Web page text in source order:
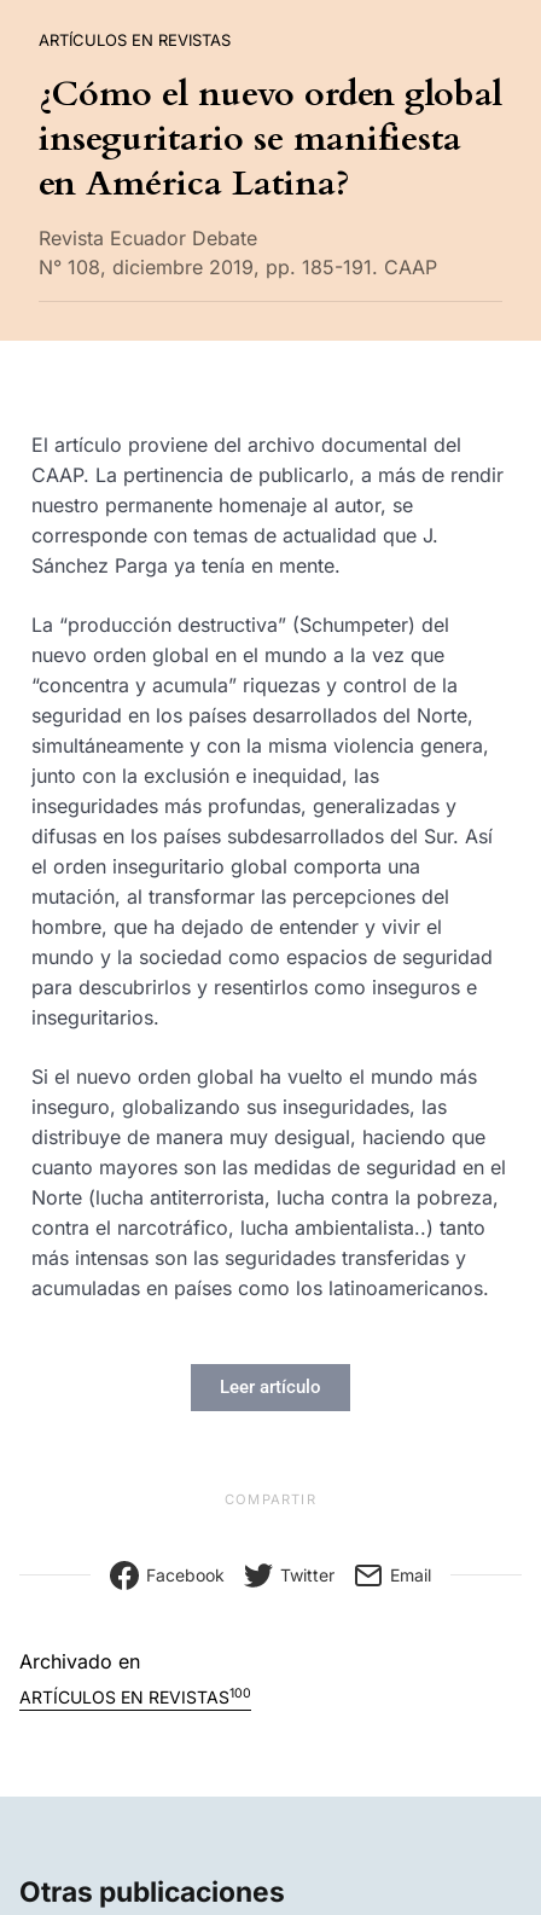
ARTÍCULOS EN REVISTAS
¿Cómo el nuevo orden global
inseguritario se manifiesta
en América Latina?
Revista Ecuador Debate
N° 108, diciembre 2019, pp. 185-191. CAAP
El artículo proviene del archivo documental del
CAAP. La pertinencia de publicarlo, a más de rendir
nuestro permanente homenaje al autor, se
corresponde con temas de actualidad que J.
Sánchez Parga ya tenía en mente.
La “producción destructiva” (Schumpeter) del
nuevo orden global en el mundo a la vez que
“concentra y acumula” riquezas y control de la
seguridad en los países desarrollados del Norte,
simultáneamente y con la misma violencia genera,
junto con la exclusión e inequidad, las
inseguridades más profundas, generalizadas y
difusas en los países subdesarrollados del Sur. Así
el orden inseguritario global comporta una
mutación, al transformar las percepciones del
hombre, que ha dejado de entender y vivir el
mundo y la sociedad como espacios de seguridad
para descubrirlos y resentirlos como inseguros e
inseguritarios.
Si el nuevo orden global ha vuelto el mundo más
inseguro, globalizando sus inseguridades, las
distribuye de manera muy desigual, haciendo que
cuanto mayores son las medidas de seguridad en el
Norte (lucha antiterrorista, lucha contra la pobreza,
contra el narcotráfico, lucha ambientalista..) tanto
más intensas son las seguridades transferidas y
acumuladas en países como los latinoamericanos.
Leer artículo
COMPARTIR
Facebook Twitter Email
Archivado en
ARTÍCULOS EN REVISTAS100
Otras publicaciones